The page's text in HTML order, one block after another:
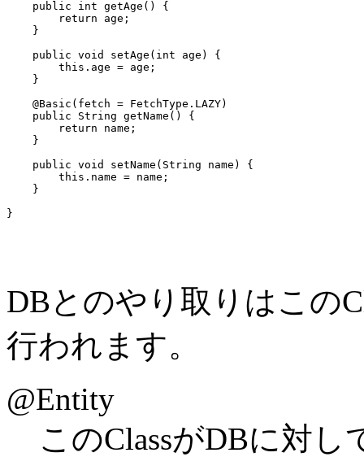
    public int getAge() {
        return age;
    }
    public void setAge(int age) {
        this.age = age;
    }
    @Basic(fetch = FetchType.LAZY)
    public String getName() {
        return name;
    }
    public void setName(String name) {
        this.name = name;
    }
DBとのやり取りはこの
行われます。
@Entity
このClassがDBに対